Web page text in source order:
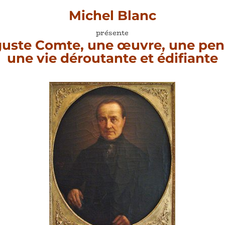
Michel Blanc
présente
Comte, une œuvre, une
une vie déroutante et édifiante